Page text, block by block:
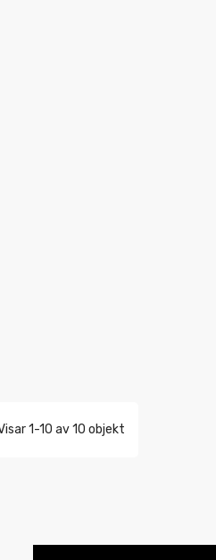
1-10 av 10 objekt